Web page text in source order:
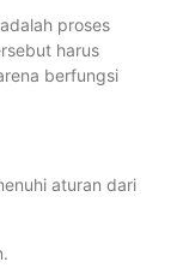
proses
harus
berfungsi
aturan dari